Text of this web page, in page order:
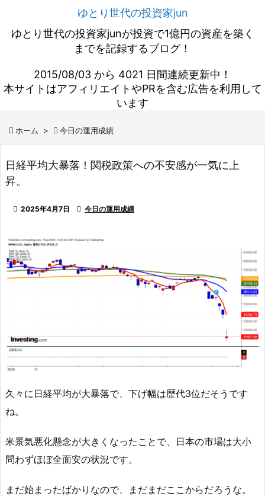
ゆとり世代の投資家jun
ゆとり世代の投資家junが投資で1億円の資産を築く
までを記録するブログ！
2015/08/03 から 4021 日間連続更新中！
本サイトはアフィリエイトやPRを含む広告を利用して
います
 ホーム >  今日の運用成績
日経平均大暴落！関税政策への不安感が一気に上
昇。
 2025年4月7日  今日の運用成績
久々に日経平均が大暴落で、下げ幅は歴代3位だそうです
ね。
米景気悪化懸念が大きくなったことで、日本の市場は大小
問わずほぼ全面安の状況です。
まだ始まったばかりなので、まだまだここからだろうな。